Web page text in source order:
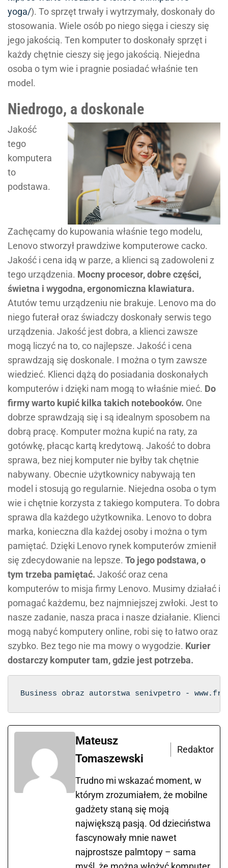
yoga/). To sprzęt trwały i wytrzymały, doskonały do
stosowania. Wiele osób po niego sięga i cieszy się
jego jakością. Ten komputer to doskonały sprzęt i
każdy chętnie cieszy się jego jakością. Niejedna
osoba o tym wie i pragnie posiadać właśnie ten
model.
Niedrogo, a doskonale
Jakość
tego
komputera
to
podstawa.
Zachęcamy do kupowania właśnie tego modelu,
Lenovo stworzył prawdziwe komputerowe cacko.
Jakość i cena idą w parze, a klienci są zadowoleni z
tego urządzenia. Mocny procesor, dobre części,
świetna i wygodna, ergonomiczna klawiatura.
Atutów temu urządzeniu nie brakuje. Lenovo ma do
niego futerał oraz świadczy doskonały serwis tego
urządzenia. Jakość jest dobra, a klienci zawsze
mogą liczyć na to, co najlepsze. Jakość i cena
sprawdzają się doskonale. I można o tym zawsze
wiedzieć. Klienci dążą do posiadania doskonałych
komputerów i dzięki nam mogą to właśnie mieć. Do
firmy warto kupić kilka takich notebooków. One
dobrze sprawdzają się i są idealnym sposobem na
dobrą pracę. Komputer można kupić na raty, za
gotówkę, płacąc kartą kredytową. Jakość to dobra
sprawa, bez niej komputer nie byłby tak chętnie
nabywany. Obecnie użytkownicy nabywają ten
model i stosują go regularnie. Niejedna osoba o tym
wie i chętnie korzysta z takiego komputera. To dobra
sprawa dla każdego użytkownika. Lenovo to dobra
marka, konieczna dla każdej osoby i można o tym
pamiętać. Dzięki Lenovo rynek komputerów zmienił
się zdecydowanie na lepsze. To jego podstawa, o
tym trzeba pamiętać. Jakość oraz cena
komputerów to misja firmy Lenovo. Musimy działać i
pomagać każdemu, bez najmniejszej zwłoki. Jest to
nasze zadanie, nasza praca i nasze działanie. Klienci
mogą nabyć komputery online, robi się to łatwo oraz
szybko. Bez tego nie ma mowy o wygodzie. Kurier
dostarczy komputer tam, gdzie jest potrzeba.
Business obraz autorstwa senivpetro -
Mateusz
Tomaszewski
Redaktor
Trudno mi wskazać moment, w
którym zrozumiałem, że mobilne
gadżety staną się moją
największą pasją. Od dzieciństwa
fascynowały mnie nawet
najprostsze palmtopy – sama